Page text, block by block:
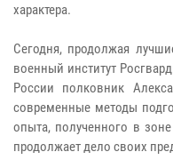
характера.
Сегодня, продолжая
военный институт
России полковник
современные методы
опыта, полученного в
продолжает дело своих